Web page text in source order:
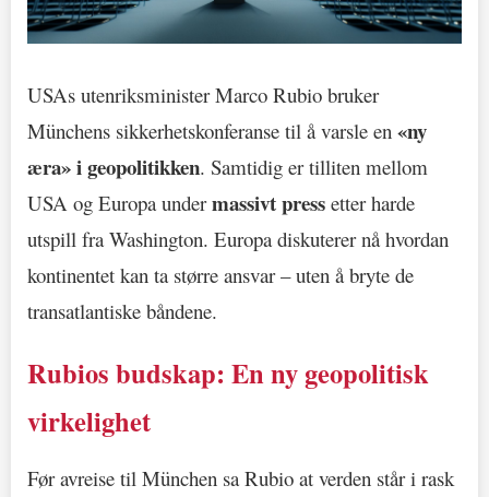
USAs utenriksminister Marco Rubio bruker
Münchens sikkerhetskonferanse til å varsle en «ny
æra» i geopolitikken. Samtidig er tilliten mellom
USA og Europa undermassivt press etter harde
utspill fra Washington. Europa diskuterer nå hvordan
kontinentet kan ta større ansvar – uten å bryte de
transatlantiske båndene.
Rubios budskap: En ny geopolitisk
virkelighet
Før avreise til München sa Rubio at verden står i rask